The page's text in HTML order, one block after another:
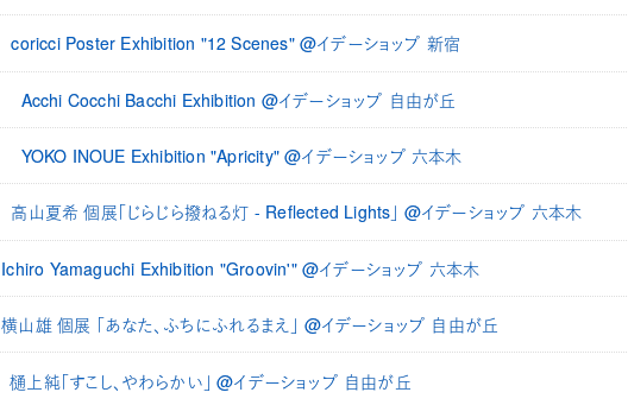
coricci Poster Exhibition "12 Scenes" @イデーショップ 新宿
Acchi Cocchi Bacchi Exhibition @イデーショップ 自由が丘
YOKO INOUE Exhibition "Apricity" @イデーショップ 六本木
高山夏希 個展「じらじら撥ねる灯 - Reflected Lights」 @イデーショップ 六本木
Ichiro Yamaguchi Exhibition "Groovin'" @イデーショップ 六本木
横山雄 個展 「あなた、ふちにふれるまえ」 @イデーショップ 自由が丘
樋上純「すこし、やわらかい」 @イデーショップ 自由が丘